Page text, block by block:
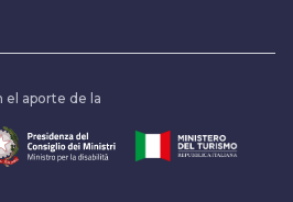
el aporte de la